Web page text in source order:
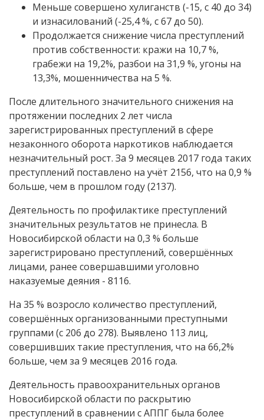
Меньше совершено хулиганств (-15, с 40 до 34)
и изнасилований (-25,4 %, с 67 до 50).
Продолжается снижение числа преступлений
против собственности: кражи на 10,7 %,
грабежи на 19,2%, разбои на 31,9 %, угоны на
13,3%, мошенничества на 5 %.
После длительного значительного снижения на
протяжении последних 2 лет числа
зарегистрированных преступлений в сфере
незаконного оборота наркотиков наблюдается
незначительный рост. За 9 месяцев 2017 года таких
преступлений поставлено на учёт 2156, что на 0,9 %
больше, чем в прошлом году (2137).
Деятельность по профилактике преступлений
значительных результатов не принесла. В
Новосибирской области на 0,3 % больше
зарегистрировано преступлений, совершённых
лицами, ранее совершавшими уголовно
наказуемые деяния - 8116.
На 35 % возросло количество преступлений,
совершённых организованными преступными
группами (с 206 до 278). Выявлено 113 лиц,
совершивших такие преступления, что на 66,2%
больше, чем за 9 месяцев 2016 года.
Деятельность правоохранительных органов
Новосибирской области по раскрытию
преступлений в сравнении с АППГ была более